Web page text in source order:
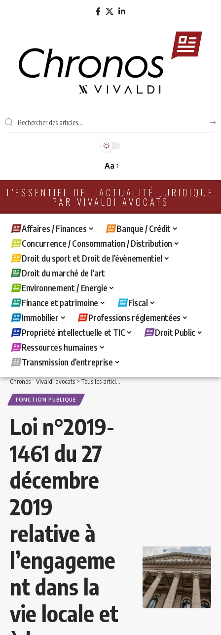
Aa
L'ESSENTIEL DE L'ACTUALITÉ JURIDIQUE
PAR VIVALDI AVOCATS
Affaires / Finances
Banque / Crédit
Concurrence / Consommation / Distribution
Droit du sport et Droit de l’évènementiel
Droit du marché de l’art
Environnement / Energie
Finance et patrimoine
Fiscal
Immobilier
Professions réglementées
Propriété intellectuelle et TIC
Droit Public
Ressources humaines
Transmission d’entreprise
Chronos - Vivaldi avocats>Tous les articles >Droit Public>Fonction publique>
FONCTION PUBLIQUE
Loi n°2019-
1461 du 27
décembre
2019
relative à
l’engageme
nt dans la
vie locale et